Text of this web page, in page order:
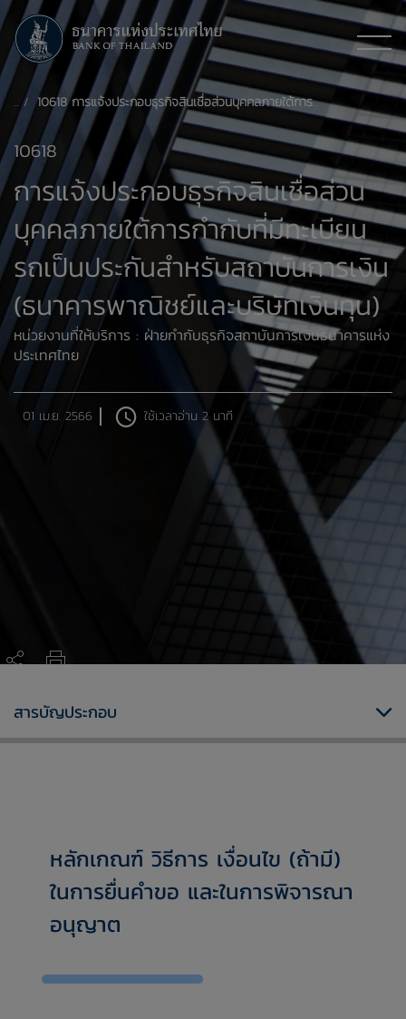
10618 การแจ้งประกอบธุรกิจสินเชื่อส่วนบุคคลภายใต้การกำกับที่มีทะเบียนรถเป็นประกันสำหรับสถาบันการเงิน (ธนาคารพาณิชย์และบริษัทเงินทุน)
10618
การแจ้งประกอบธุรกิจสินเชื่อส่วน
บุคคลภายใต้การกำกับที่มีทะเบียน
รถเป็นประกันสำหรับสถาบันการเงิน
(ธนาคารพาณิชย์และบริษัทเงินทุน)
หน่วยงานที่ให้บริการ : ฝ่ายกำกับธุรกิจสถาบันการเงินธนาคารแห่ง
ประเทศไทย
01 เม.ย. 2566 ใช้เวลาอ่าน 2 นาที
หลักเกณฑ์ วิธีการ เงื่อนไข (ถ้ามี)
ในการยื่นคำขอ และในการพิจารณา
อนุญาต
สารบัญประกอบ